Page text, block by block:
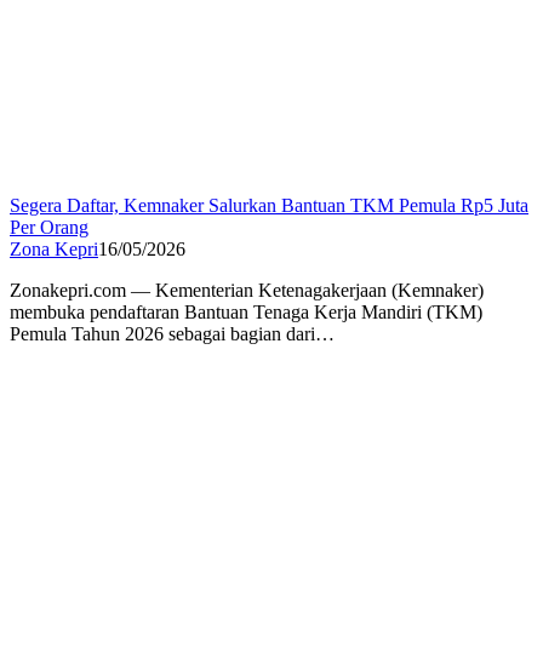
Segera Daftar, Kemnaker Salurkan Bantuan TKM Pemula Rp5 Juta
Per Orang
Zona Kepri16/05/2026
Zonakepri.com — Kementerian Ketenagakerjaan (Kemnaker)
membuka pendaftaran Bantuan Tenaga Kerja Mandiri (TKM)
Pemula Tahun 2026 sebagai bagian dari…